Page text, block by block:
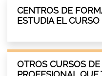
CENTROS DE
ESTUDIA EL
OTROS CURSOS